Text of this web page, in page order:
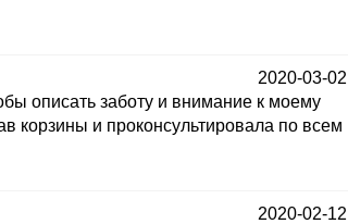
2020-03-02
описать заботу и внимание к моему
корзины и проконсультировала по всем
2020-02-12